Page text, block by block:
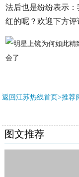
法后也是纷纷表示
红的呢？欢迎下方评
返回江苏热线首页>推荐
图文推荐